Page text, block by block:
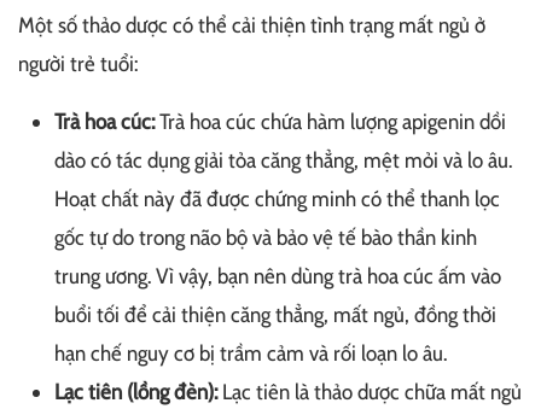
Một số thảo dược có thể cải thiện tình trạng mất ngủ ở
người trẻ tuổi:
Trà hoa cúc:Trà hoa cúc chứa hàm lượng apigenin dồi
dào có tác dụng giải tỏa căng thẳng, mệt mỏi và lo âu.
Hoạt chất này đã được chứng minh có thể thanh lọc
gốc tự do trong não bộ và bảo vệ tế bào thần kinh
trung ương. Vì vậy, bạn nên dùng trà hoa cúc ấm vào
buổi tối để cải thiện căng thẳng, mất ngủ, đồng thời
hạn chế nguy cơ bị trầm cảm và rối loạn lo âu.
Lạc tiên (lồng đèn):Lạc tiên là thảo dược chữa mất ngủ